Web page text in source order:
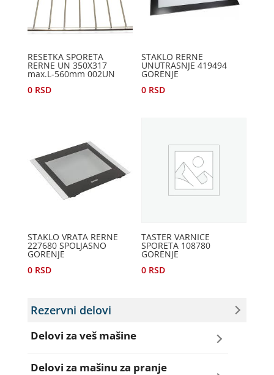
RESETKA SPORETA
RERNE UN 350X317
max.L-560mm 002UN
0 RSD
STAKLO RERNE
UNUTRASNJE 419494
GORENJE
0 RSD
STAKLO VRATA RERNE
227680 SPOLJASNO
GORENJE
0 RSD
TASTER VARNICE
SPORETA 108780
GORENJE
0 RSD
Rezervni delovi
Delovi za veš mašine
Amortizeri za veš mašinu
Delovi za mašinu za pranje